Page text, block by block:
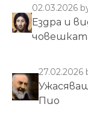
02.03.2026
Ездра и
27.02.2026
Пио